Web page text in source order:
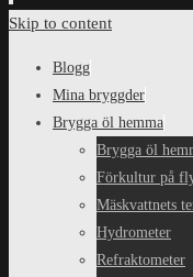
Skip to content
Blogg
Mina bryggder
Brygga öl hemma
Brygga öl
Förkultur på
Mäskvattnets
Hydrometer
Refraktometer